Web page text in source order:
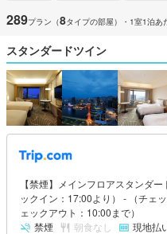
289プラン（8タイプの部屋） ・1室1泊あ
スタンダードツイン
【禁煙】メインフロアスタンダ
ックイン：17:00より） - （チェ
ェックアウト：10:00まで）
禁煙
朝食なし 現地払